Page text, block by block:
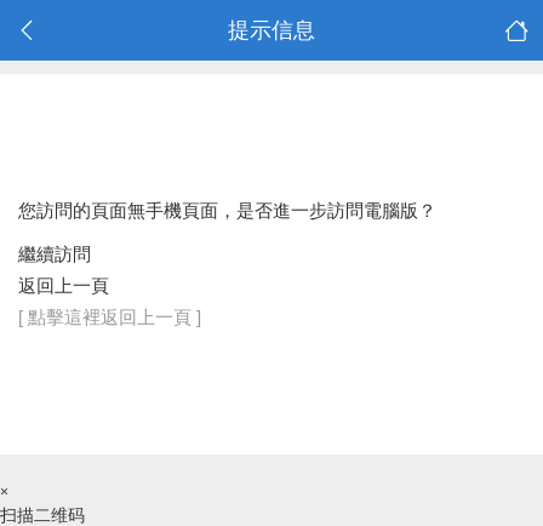
提示信息
您訪問的頁面無手機頁面，是否進一步訪問電腦版？
繼續訪問
返回上一頁
[ 點擊這裡返回上一頁 ]
×
扫描二维码